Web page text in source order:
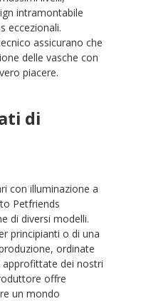
intramontabile
eccezionali.
assicurano che
delle vasche con
piacere.
di
con illuminazione a
Petfriends
di diversi modelli.
principianti o di una
ordinate
approfittate dei nostri
offre
un mondo